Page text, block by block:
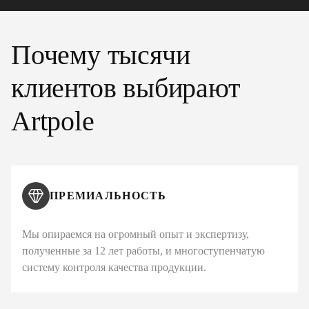
Почему тысячи
клиентов выбирают
Artpole
ПРЕМИАЛЬНОСТЬ
Мы опираемся на огромный опыт и экспертизу,
полученные за 12 лет работы, и многоступенчатую
систему контроля качества продукции.